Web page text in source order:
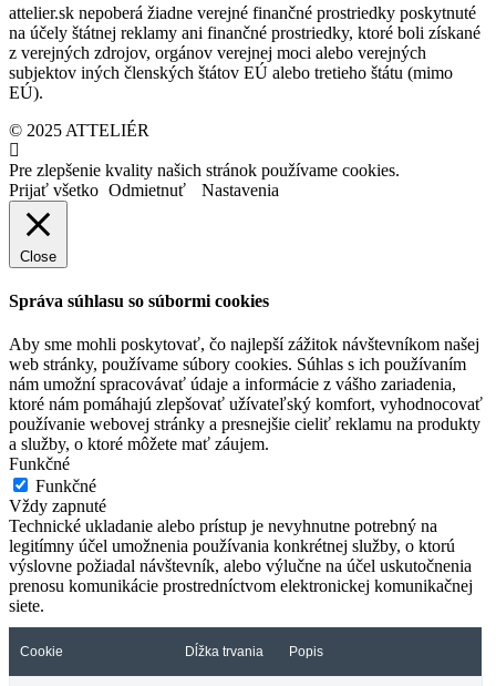
attelier.sk nepoberá žiadne verejné finančné prostriedky poskytnuté
na účely štátnej reklamy ani finančné prostriedky, ktoré boli získané
z verejných zdrojov, orgánov verejnej moci alebo verejných
subjektov iných členských štátov EÚ alebo tretieho štátu (mimo
EÚ).
© 2025 ATTELIÉR
Pre zlepšenie kvality našich stránok používame cookies.
Prijať všetko Odmietnuť Nastavenia
Close
Správa súhlasu so súbormi cookies
Aby sme mohli poskytovať, čo najlepší zážitok návštevníkom našej
web stránky, používame súbory cookies. Súhlas s ich používaním
nám umožní spracovávať údaje a informácie z vášho zariadenia,
ktoré nám pomáhajú zlepšovať užívateľský komfort, vyhodnocovať
používanie webovej stránky a presnejšie cieliť reklamu na produkty
a služby, o ktoré môžete mať záujem.
Funkčné
Funkčné
Vždy zapnuté
Technické ukladanie alebo prístup je nevyhnutne potrebný na
legitímny účel umožnenia používania konkrétnej služby, o ktorú
výslovne požiadal návštevník, alebo výlučne na účel uskutočnenia
prenosu komunikácie prostredníctvom elektronickej komunikačnej
siete.
Cookie Dĺžka trvania Popis